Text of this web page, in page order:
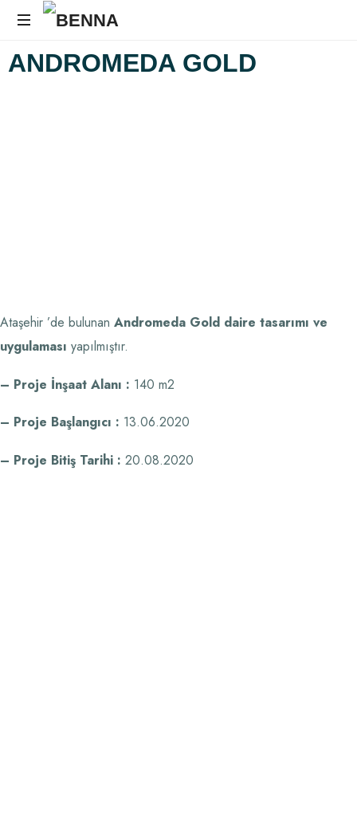
İç
Mimarlık
ANDROMEDA GOLD
Ataşehir ’de bulunan Andromeda Gold daire tasarımı ve
uygulaması yapılmıştır.
– Proje İnşaat Alanı : 140 m2
– Proje Başlangıcı : 13.06.2020
– Proje Bitiş Tarihi : 20.08.2020